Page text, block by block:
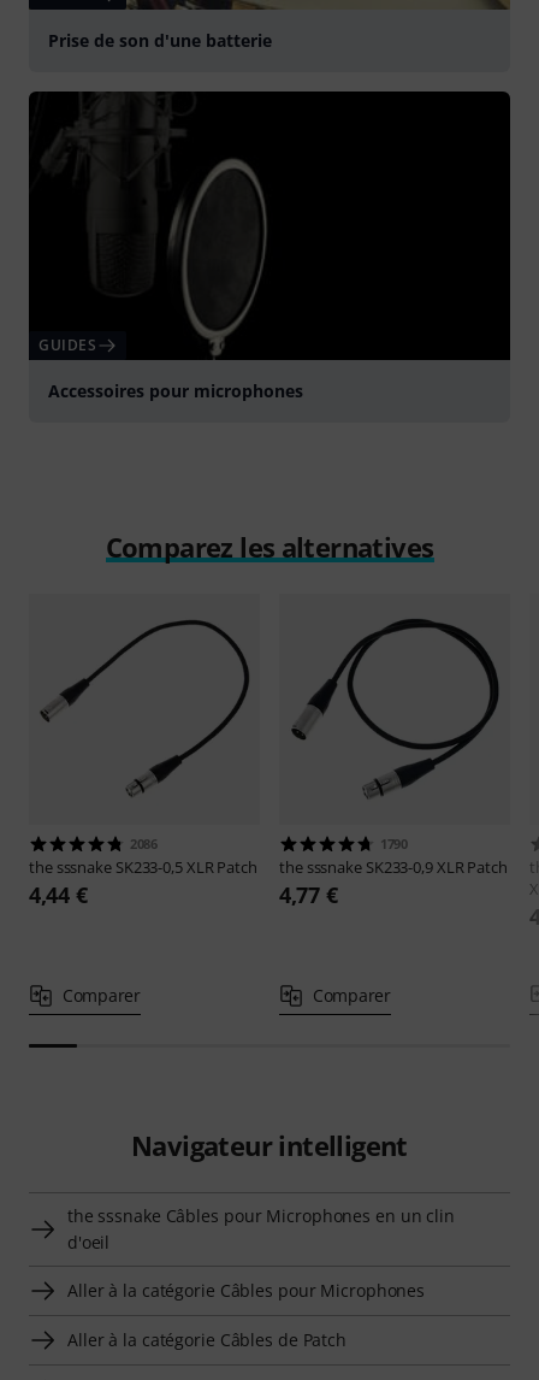
Prise de son d'une batterie
GUIDES
Accessoires pour microphones
Comparez les alternatives
2086
the sssnake SK233-0,5 XLR Patch
4,44 €
Comparer
1790
the sssnake SK233-0,9 XLR Patch
4,77 €
Comparer
Navigateur intelligent
the sssnake Câbles pour Microphones en un clin
d'oeil
Aller à la catégorie Câbles pour Microphones
Aller à la catégorie Câbles de Patch